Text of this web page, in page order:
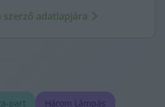
szemmel követi.
szerző adatlapjára
part Három Lámpás